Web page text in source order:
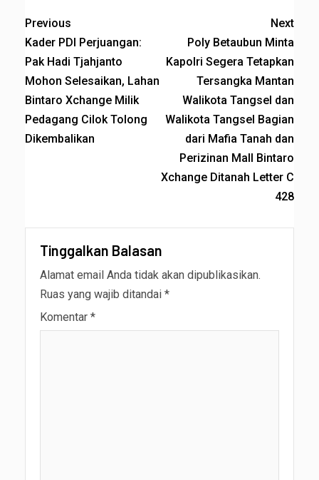
Previous
Kader PDI Perjuangan:
Pak Hadi Tjahjanto
Mohon Selesaikan, Lahan
Bintaro Xchange Milik
Pedagang Cilok Tolong
Dikembalikan
Next
Poly Betaubun Minta
Kapolri Segera Tetapkan
Tersangka Mantan
Walikota Tangsel dan
Walikota Tangsel Bagian
dari Mafia Tanah dan
Perizinan Mall Bintaro
Xchange Ditanah Letter C
428
Tinggalkan Balasan
Alamat email Anda tidak akan dipublikasikan.
Ruas yang wajib ditandai *
Komentar *